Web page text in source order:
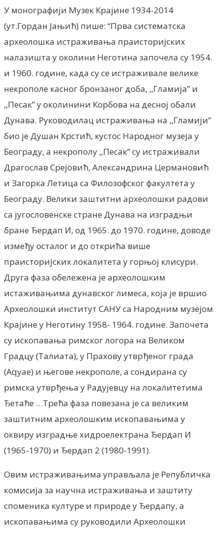
У монографији Музек Крајине 1934-2014
(ут.Гордан Јањић) пише: “Прва систематска
археолошка истраживања праисторијских
налазишта у околини Неготина започела су 1954.
и 1960. године, када су се истраживале велике
некрополе касног бронзаног доба, ,,Гламија” и
,,Песак” у околинини Корбова на десној обали
Дунава. Руководилац истраживања на ,,Гламији”
био је Душан Крстић, кустос Народног музеја у
Београду, а некрополу ,,Песак” су истраживали
Драгослав Срејовић, Александрина Цермановић
и Загорка Летица са Филозофског факултета у
Београду. Велики заштитни археолошки радови
са југословенске стране Дунава на изградњи
бране Ђердап И, од 1965. до 1970. године, доводе
између осталог и до открића више
праисторијских локалитета у горњој клисури.
Друга фаза обележена је археолошким
истаживањима дунавског лимеса, која је вршио
Археолошки институт САНУ са Народним музејом
Крајине у Неготину 1958- 1964. године. Започета
су ископавања римског логора на Великом
Градцу (Талиата), у Прахову утврђеног града
(Аqуае) и његове некрополе, а сондирана су
римска утврђења у Радујевцу на локалитетима
Ђетаће …Трећа фаза повезана је са великим
заштитним археолошким ископавањима у
оквиру изградње хидроелектрана Ђердап И
(1965-1970) и Ђердап 2 (1980-1991).
Овим истраживањима управљала је Републичка
комисија за научна истраживања и заштиту
споменика културе и природе у Ђердапу, а
ископавањима су руководили Археолошки